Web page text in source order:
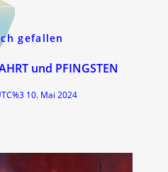
gefallen
und PFINGSTEN
10. Mai 2024